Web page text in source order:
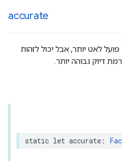
accurate
לאט יותר, אבל יכול לזהות
דיוק גבוהה יותר.
static let accurate :